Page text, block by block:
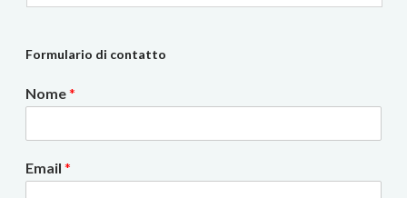
Formulario di contatto
Nome*
Email *